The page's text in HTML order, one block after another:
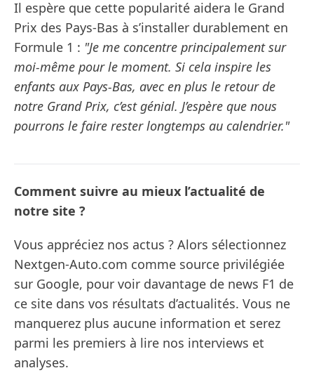
Il espère que cette popularité aidera le Grand
Prix des Pays-Bas à s’installer durablement en
Formule 1 : "Je me concentre principalement sur
moi-même pour le moment. Si cela inspire les
enfants aux Pays-Bas, avec en plus le retour de
notre Grand Prix, c’est génial. J’espère que nous
pourrons le faire rester longtemps au calendrier."
Comment suivre au mieux l’actualité de
notre site ?
Vous appréciez nos actus ? Alors sélectionnez
Nextgen-Auto.com comme source privilégiée
sur Google, pour voir davantage de news F1 de
ce site dans vos résultats d’actualités. Vous ne
manquerez plus aucune information et serez
parmi les premiers à lire nos interviews et
analyses.